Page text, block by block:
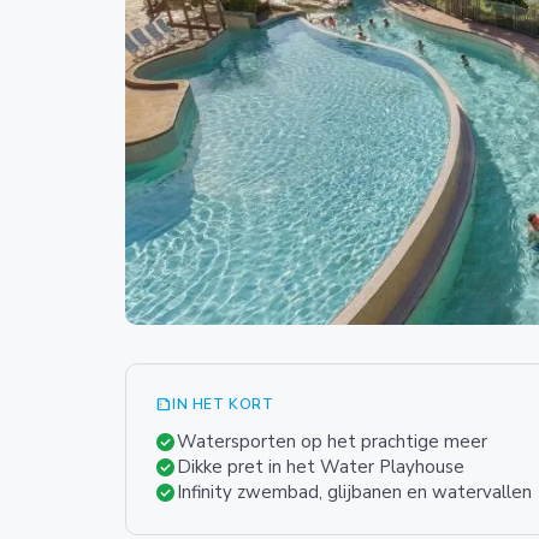
summarizeIN HET KORT
check_circleWatersporten op het prachtige meer
check_circleDikke pret in het Water Playhouse
check_circleInfinity zwembad, glijbanen en watervallen